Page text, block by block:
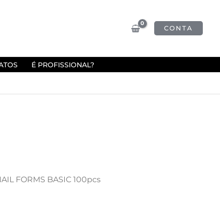
CONTA
É PROFISSIONAL?
FORMS BASIC 100pcs